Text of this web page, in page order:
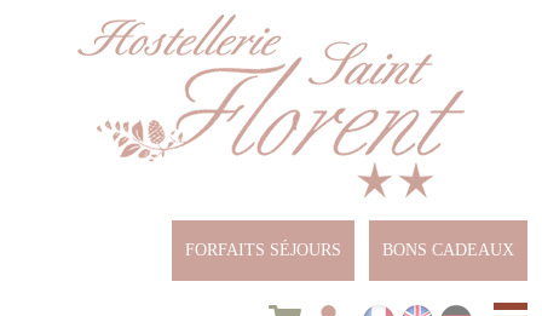
FORFAITS SÉJOURS BONS CADEAUX
Panneau de gestion des cookies